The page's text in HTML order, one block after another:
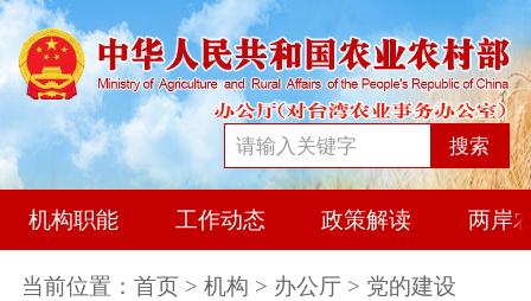
搜索
机构职能 工作动态 政策解读 两岸
当前位置： 首页 > 机构 > 办公厅> 党的建设